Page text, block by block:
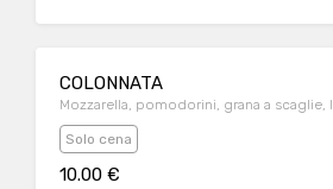
COLONNATA
Mozzarella, pomodorini, grana a
Solo cena
10.00 €